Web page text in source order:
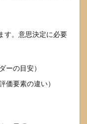
す。意思決定に必要
ーの目安）
価要素の違い）